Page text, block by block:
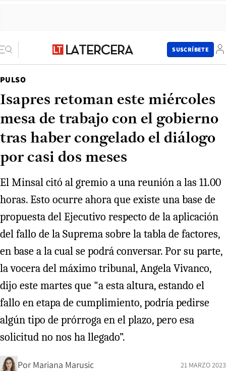
SUSCRÍBETE
PULSO
Isapres retoman este miércoles
mesa de trabajo con el gobierno
tras haber congelado el diálogo
por casi dos meses
El Minsal citó al gremio a una reunión a las 11.00
horas. Esto ocurre ahora que existe una base de
propuesta del Ejecutivo respecto de la aplicación
del fallo de la Suprema sobre la tabla de factores,
en base a la cual se podrá conversar. Por su parte,
la vocera del máximo tribunal, Angela Vivanco,
dijo este martes que "a esta altura, estando el
fallo en etapa de cumplimiento, podría pedirse
algún tipo de prórroga en el plazo, pero esa
solicitud no nos ha llegado”.
Por Mariana Marusic 21 MARZO 2023